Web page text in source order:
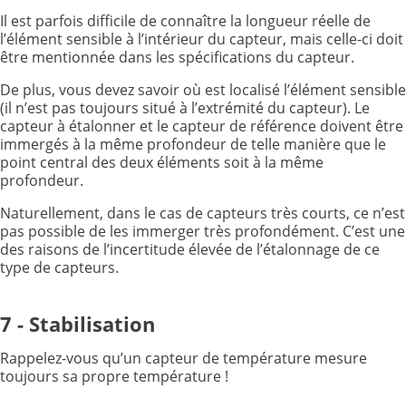
Il est parfois difficile de connaître la longueur réelle de
l’élément sensible à l’intérieur du capteur, mais celle-ci doit
être mentionnée dans les spécifications du capteur.
De plus, vous devez savoir où est localisé l’élément sensible
(il n’est pas toujours situé à l’extrémité du capteur). Le
capteur à étalonner et le capteur de référence doivent être
immergés à la même profondeur de telle manière que le
point central des deux éléments soit à la même
profondeur.
Naturellement, dans le cas de capteurs très courts, ce n’est
pas possible de les immerger très profondément. C’est une
des raisons de l’incertitude élevée de l’étalonnage de ce
type de capteurs.
7 - Stabilisation
Rappelez-vous qu’un capteur de température mesure
toujours sa propre température !